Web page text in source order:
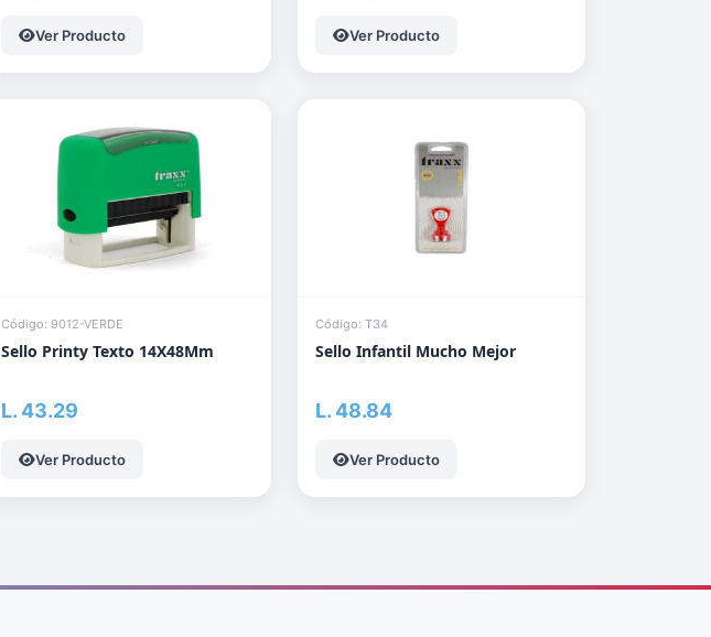
Ver Producto Ver Producto
Código: 9012-VERDE
Sello Printy Texto 14X48Mm
L. 43.29
Ver Producto
Código: T34
Sello Infantil Mucho Mejor
L. 48.84
Ver Producto